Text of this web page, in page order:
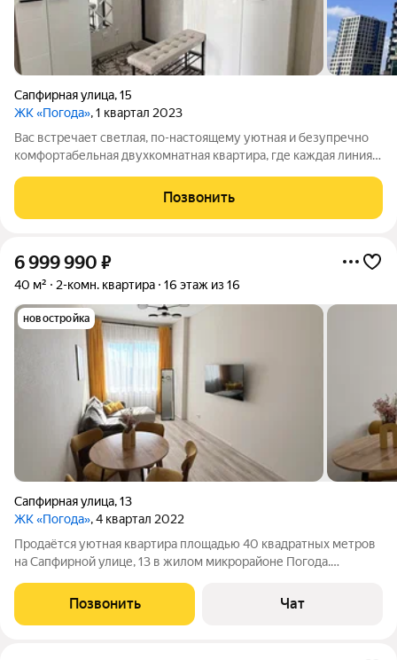
Сапфирная улица,15
ЖК «Погода», 1 квартал 2023
Вас встречает светлая, по-настоящему уютная и безупречно
комфортабельная двухкомнатная квартира, где каждая линия
разграничивает пространство: кухня и комната остаются
единым целым, но при этом
Позвонить
6 999 990 ₽
40 м² 2-комн. квартира 16 этаж из 16
новостройка
Сапфирная улица,13
ЖК «Погода», 4 квартал 2022
Продаётся уютная квартира площадью 40 квадратных метров
на Сапфирной улице, 13 в жилом микрорайоне Погода.
нового монолитного дома.Преимущество квартиры высота
потолка 3 метра. Пространство
Позвонить Чат